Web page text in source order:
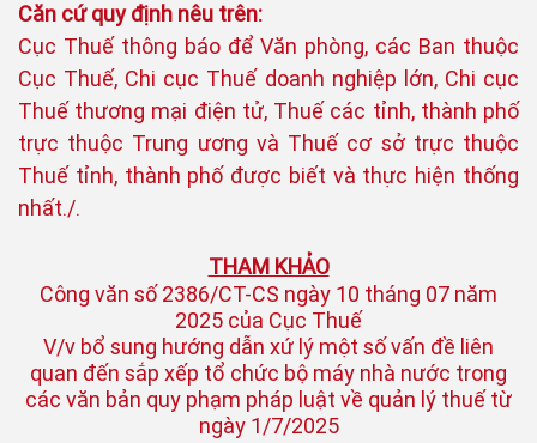
Căn cứ quy định nêu trên:
Cục Thuế thông báo để Văn phòng, các Ban thuộc
Cục Thuế, Chi cục Thuế doanh nghiệp lớn, Chi cục
Thuế thương mại điện tử, Thuế các tỉnh, thành phố
trực thuộc Trung ương và Thuế cơ sở trực thuộc
Thuế tỉnh, thành phố được biết và thực hiện thống
nhất./.
THAM KHẢO
Công văn số 2386/CT-CS ngày 10 tháng 07 năm
2025 của Cục Thuế
V/v bổ sung hướng dẫn xứ lý một số vấn đề liên
quan đến sắp xếp tổ chức bộ máy nhà nước trong
các văn bản quy phạm pháp luật về quản lý thuế từ
ngày 1/7/2025